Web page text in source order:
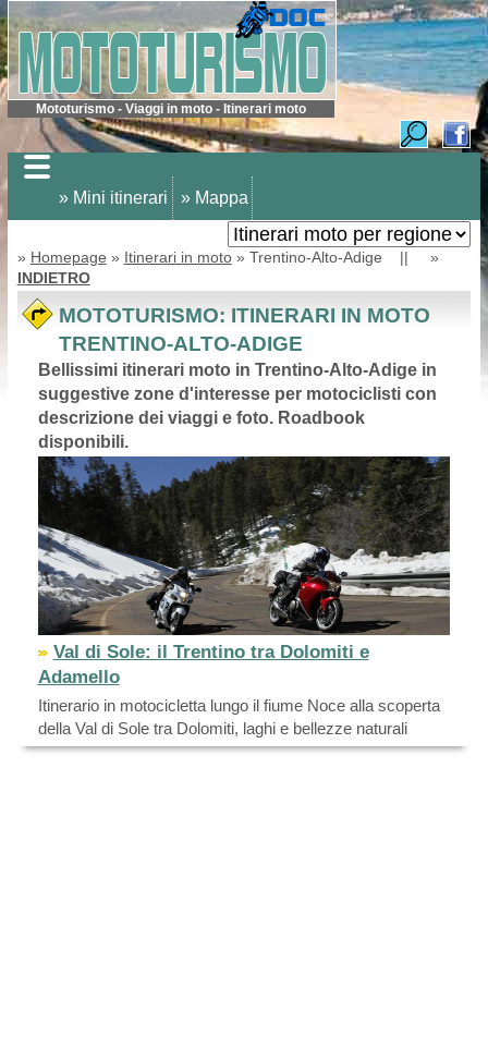
Mototurismo - Viaggi in moto - Itinerari moto
» Mini itinerari » Mappa
» Homepage » Itinerari in moto» Trentino-Alto-Adige || »
INDIETRO
MOTOTURISMO: ITINERARI IN MOTO
TRENTINO-ALTO-ADIGE
Bellissimi itinerari moto in Trentino-Alto-Adige in
suggestive zone d'interesse per motociclisti con
descrizione dei viaggi e foto. Roadbook
disponibili.
Val di Sole: il Trentino tra Dolomiti e
Adamello
Itinerario in motocicletta lungo il fiume Noce alla scoperta
della Val di Sole tra Dolomiti, laghi e bellezze naturali